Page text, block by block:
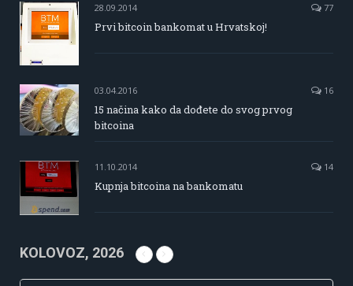
28.09.2014 77
Prvi bitcoin bankomat u Hrvatskoj!
03.04.2016 16
15 načina kako da dođete do svog prvog
bitcoina
11.10.2014 14
Kupnja bitcoina na bankomatu
KOLOVOZ, 2026